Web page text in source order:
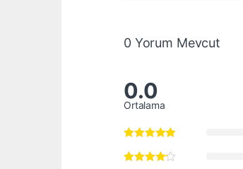
0 Yorum Mevcut
0.0
Ortalama